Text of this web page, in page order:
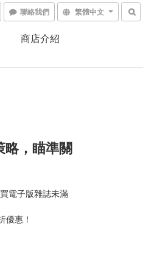
聯絡我們 繁體中文
商店介紹
，瞄準關
電子版雜誌未滿
優惠！